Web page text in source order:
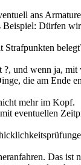
ans
Beispiel: Dürfen
Strafpunkten
?, und wenn ja, mit
die am Ende
mehr im Kopf.
eventuellen
Das ist